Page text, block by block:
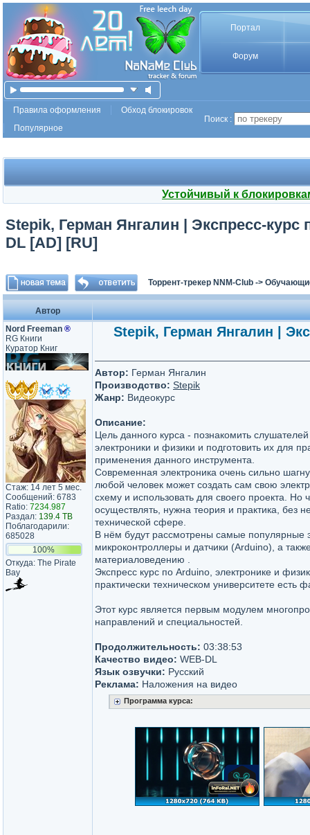
Портал
Форум
Правила оформления
Обход блокировок
Популярное
Поиск :
Устойчивый к
Stepik, Герман Янгалин | Экспресс-курс
DL [AD] [RU]
Торрент-трекер NNM-Club ->
Автор
Nord Freeman ®
RG Книги
Куратор Книг
Стаж: 14 лет 5 мес.
Сообщений: 6783
Ratio: 7234.987
Раздал: 139.4 TB
Поблагодарили:
685028
100%
Откуда: The Pirate
Bay
Stepik, Герман Янгалин |
Автор: Герман Янгалин
Производство: Stepik
Жанр: Видеокурс
Описание:
Цель данного курса - познакомить
электроники и физики и подготовить их для
применения данного инструмента.
Современная электроника очень сильно
любой человек может создать сам свою
схему и использовать для своего проекта. Но
осуществлять, нужна теория и практика, без
технической сфере.
В нём будут рассмотрены самые популярные
микроконтроллеры и датчики (Arduino), а
материаловедению .
Экспресс курс по Arduino, электронике и
практически техническом университете есть
Этот курс является первым модулем
направлений и специальностей.
Продолжительность: 03:38:53
Качество видео: WEB-DL
Язык озвучки: Русский
Реклама: Наложения на видео
Программа курса: